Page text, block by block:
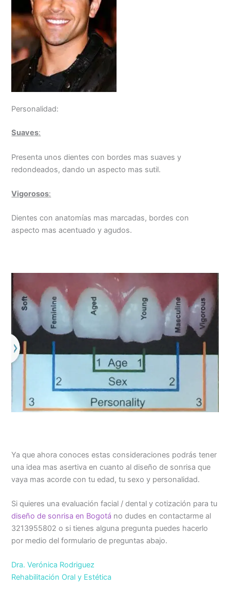
Personalidad:
Suaves:
Presenta unos dientes con bordes mas suaves y
redondeados, dando un aspecto mas sutil.
Vigorosos:
Dientes con anatomías mas marcadas, bordes con
aspecto mas acentuado y agudos.
Ya que ahora conoces estas consideraciones podrás tener
una idea mas asertiva en cuanto al diseño de sonrisa que
vaya mas acorde con tu edad, tu sexo y personalidad.
Si quieres una evaluación facial / dental y cotización para tu
diseño de sonrisa en Bogotá no dudes en contactarme al
3213955802 o si tienes alguna pregunta puedes hacerlo
por medio del formulario de preguntas abajo.
Dra. Verónica Rodriguez
Rehabilitación Oral y Estética